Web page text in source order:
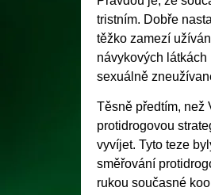
tristním. Dobře
těžko zamezí
návykových
sexuálně
Těsně předtím, než
protidrogovou
vyvíjet. Tyto teze
směřování
rukou současné